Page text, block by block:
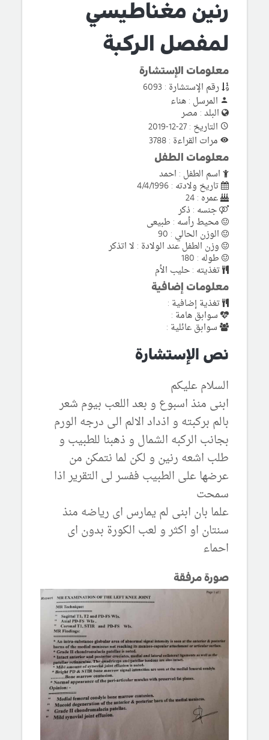
رنين مغناطيسي
لمفصل الركبة
معلومات الإستشارة
رقم الإستشارة : 6093
المرسل : هناء
البلد : مصر
التاريخ : 27-12-2019
مرات القراءة : 3788
معلومات الطفل
اسم الطفل : احمد
تاريخ ولادته : 4/4/1996
عمره : 24
جنسه : ذكر
محيط رأسه : طبيعى
الوزن الحالي : 90
وزن الطفل عند الولادة : لا اتذكر
طوله : 180
تغذيته : حليب الأم
معلومات إضافية
تغذية إضافية :
سوابق هامة :
سوابق عائلية :
نص الإستشارة
السلام عليكم
ابنى منذ اسبوع و بعد اللعب بيوم شعر
بالم بركبته و اذداد الالم الى درجه الورم
بجانب الركبه الشمال و ذهبنا للطبيب و
طلب اشعه رنين و لكن لما نتمكن من
عرضها على الطبيب ففسر لى التقرير اذا
سمحت
علما بان ابنى لم يمارس اى رياضه منذ
سنتان او اكثر و لعب الكورة بدون اى
احماء
صورة مرفقة